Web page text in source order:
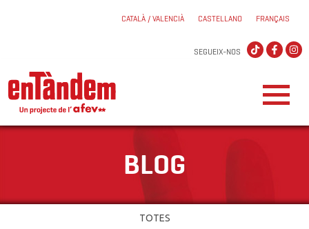
CATALÀ / VALENCIÀ CASTELLANO FRANÇAIS
SEGUEIX-NOS
BLOG
TOTES